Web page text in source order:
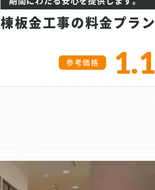
棟板金工事の料金プラン
参考価格 1.1